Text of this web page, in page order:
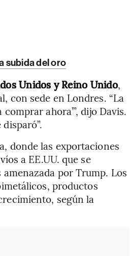
subida del oro
Unidos y Reino Unido,
con sede en Londres. “La
ahora’”, dijo Davis.
donde las exportaciones
a EE.UU. que se
por Trump. Los
productos
según la